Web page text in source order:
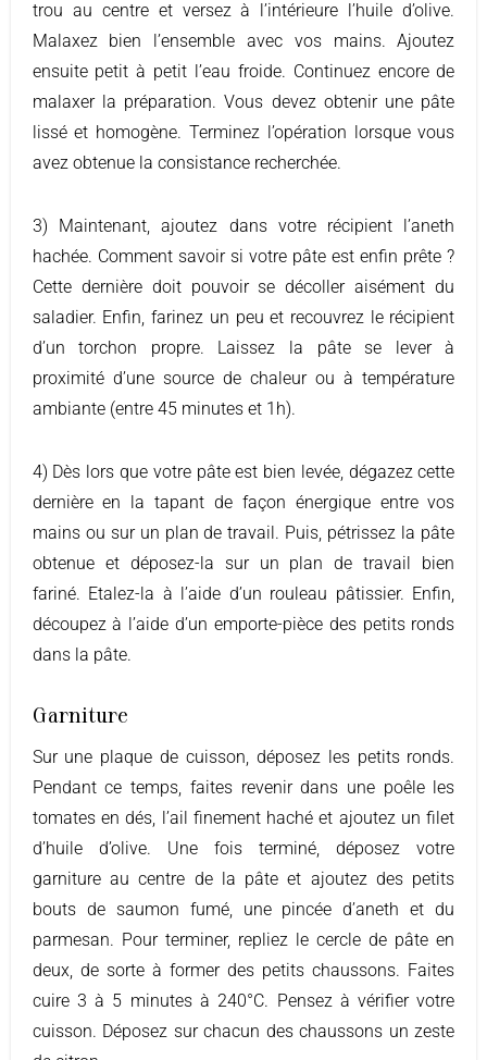
trou au centre et versez à l’intérieure l’huile d’olive.
Malaxez bien l’ensemble avec vos mains. Ajoutez
ensuite petit à petit l’eau froide. Continuez encore de
malaxer la préparation. Vous devez obtenir une pâte
lissé et homogène. Terminez l’opération lorsque vous
avez obtenue la consistance recherchée.
3) Maintenant, ajoutez dans votre récipient l’aneth
hachée. Comment savoir si votre pâte est enfin prête ?
Cette dernière doit pouvoir se décoller aisément du
saladier. Enfin, farinez un peu et recouvrez le récipient
d’un torchon propre. Laissez la pâte se lever à
proximité d’une source de chaleur ou à température
ambiante (entre 45 minutes et 1h).
4) Dès lors que votre pâte est bien levée, dégazez cette
dernière en la tapant de façon énergique entre vos
mains ou sur un plan de travail. Puis, pétrissez la pâte
obtenue et déposez-la sur un plan de travail bien
fariné. Etalez-la à l’aide d’un rouleau pâtissier. Enfin,
découpez à l’aide d’un emporte-pièce des petits ronds
dans la pâte.
Garniture
Sur une plaque de cuisson, déposez les petits ronds.
Pendant ce temps, faites revenir dans une poêle les
tomates en dés, l’ail finement haché et ajoutez un filet
d’huile d’olive. Une fois terminé, déposez votre
garniture au centre de la pâte et ajoutez des petits
bouts de saumon fumé, une pincée d’aneth et du
parmesan. Pour terminer, repliez le cercle de pâte en
deux, de sorte à former des petits chaussons. Faites
cuire 3 à 5 minutes à 240°C. Pensez à vérifier votre
cuisson. Déposez sur chacun des chaussons un zeste